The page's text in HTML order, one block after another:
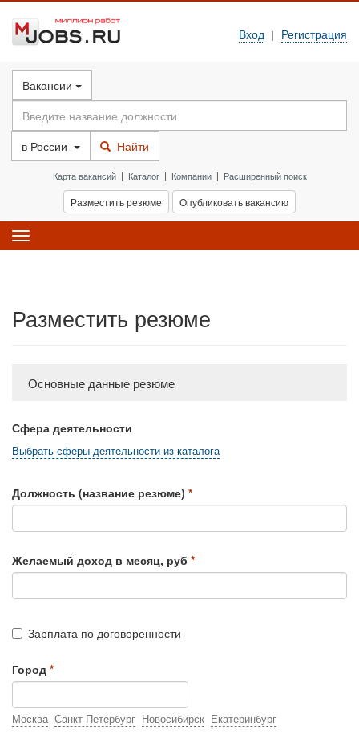
Вход | Регистрация
Вакансии
в России Найти
Карта вакансий| Каталог| Компании| Расширенный поиск
Разместить резюме Опубликовать вакансию
Toggle
navigation
Разместить резюме
Основные данные резюме
Сфера деятельности
Выбрать сферы деятельности из каталога
Должность (название резюме)
Желаемый доход в месяц, руб
Зарплата по договоренности
Город
Москва Санкт-Петербург Новосибирск Екатеринбург